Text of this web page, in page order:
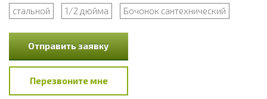
стальной 1/2 дюйма Бочонок сантехнический
Отправить заявку
Перезвоните мне